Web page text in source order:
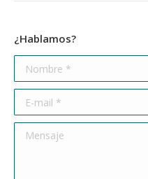
¿Hablamos?
Nombre *
E-mail *
Mensaje